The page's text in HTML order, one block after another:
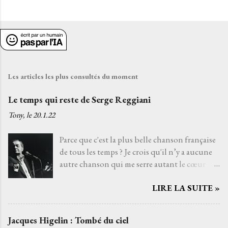
Les articles les plus consultés du moment
Le temps qui reste de Serge Reggiani
Tony, le20.1.22
Parce que c'est la plus belle chanson française
de tous les temps ? Je crois qu'il n’y a aucune
autre chanson qui me serre autant le cœur
un texte de Jean-Loup Dabadie et une très
interprète me rappelle celle d'un grand-père
LIRE LA SUITE »
Jacques Higelin : Tombé du ciel